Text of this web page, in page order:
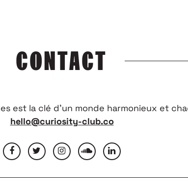
CONTACT
est la clé d’un monde harmonieux et
hello@curiosity-club.co